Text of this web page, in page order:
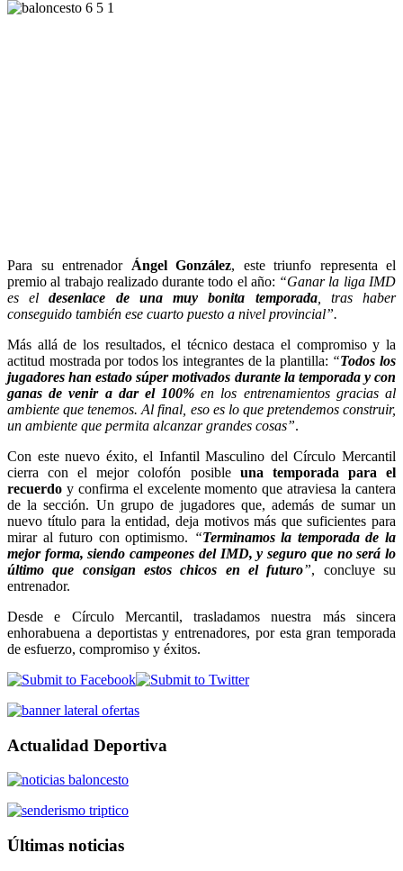
Para su entrenador Ángel González, este triunfo representa el
premio al trabajo realizado durante todo el año: “Ganar la liga IMD
es eldesenlace de una muy bonita temporada, tras haber
conseguido también ese cuarto puesto a nivel provincial”.
Más allá de los resultados, el técnico destaca el compromiso y la
actitud mostrada por todos los integrantes de la plantilla: “Todos los
jugadores han estado súper motivados durante la temporada y con
ganas de venir a dar el 100% en los entrenamientos gracias al
ambiente que tenemos. Al final, eso es lo que pretendemos construir,
un ambiente que permita alcanzar grandes cosas”.
Con este nuevo éxito, el Infantil Masculino del Círculo Mercantil
cierra con el mejor colofón posible una temporada para el
recuerdo y confirma el excelente momento que atraviesa la cantera
de la sección. Un grupo de jugadores que, además de sumar un
nuevo título para la entidad, deja motivos más que suficientes para
mirar al futuro con optimismo. “Terminamos la temporada de la
mejor forma, siendo campeones del IMD, y seguro que no será lo
último que consigan estos chicos en el futuro”, concluye su
entrenador.
Desde e Círculo Mercantil, trasladamos nuestra más sincera
enhorabuena a deportistas y entrenadores, por esta gran temporada
de esfuerzo, compromiso y éxitos.
Actualidad Deportiva
Últimas noticias